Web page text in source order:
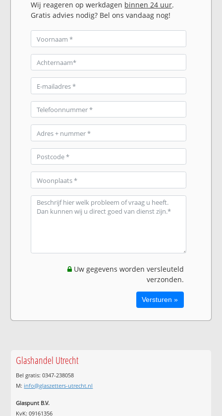
Wij reageren op werkdagen binnen 24 uur.
Gratis advies nodig? Bel ons vandaag nog!
Uw gegevens worden versleuteld
verzonden.
Glashandel Utrecht
Bel gratis: 0347-238058
M: info@glaszetters-utrecht.nl
Glaspunt B.V.
KvK: 09161356